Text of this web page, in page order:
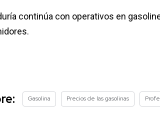
continúa con operativos en
Gasolina Precios de las gasolinas